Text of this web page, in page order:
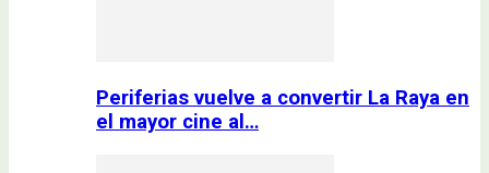
Periferias vuelve a convertir La Raya en
el mayor cine al…